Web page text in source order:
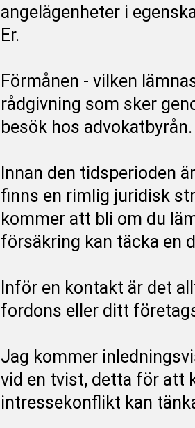
angelägenheter i
Er.
Förmånen - vilken
rådgivning som sker
besök hos advokatbyrån.
Innan den tidsperioden
finns en rimlig juridisk
kommer att bli om du
försäkring kan täcka en
Inför en kontakt är det
fordons eller ditt
Jag kommer
vid en tvist, detta för att
intressekonflikt kan